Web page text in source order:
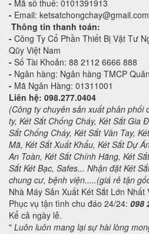
- Mã số thuế: 0101391913
- Email: ketsatchongchay@gmail.com
Thông tin thanh toán:
- Công Ty Cổ Phần Thiết Bị Vật Tư
Qũy Việt Nam
- Số Tài Khoản: 88 2112 6666 888
- Ngân hàng: Ngân hàng TMCP
- Mã Ngân Hàng: 01311001
Liên hệ: 098.277.0404
(Công ty chuyên sản xuất phân phối
ty, Két Sắt Chống Cháy, Két Sắt Gia
Sắt Chống Cháy, Két Sắt Vân Tay,
Mã, Két Sắt Xuất Khẩu, Két Sắt Dự
An Toàn, Két Sắt Chính Hãng, Két
Sắt Két Bạc, Safes... Nhận đặt Két
chung cư, bệnh viện.....(giá rẻ tận
Nhà Máy Sản Xuất Két Sắt Lớn Nhất
Phục vụ tận tình chu đáo 24/24: 098
Kể cả ngày lễ.
" Luôn luôn mang lại sự hài lòng